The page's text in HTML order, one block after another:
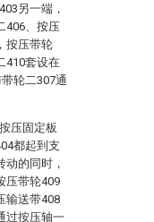
另一端，
406、按压
按压带轮
410套设在
轮二307通
压固定板
都起到支
的同时，
压带轮409
输送带408
过按压轴一